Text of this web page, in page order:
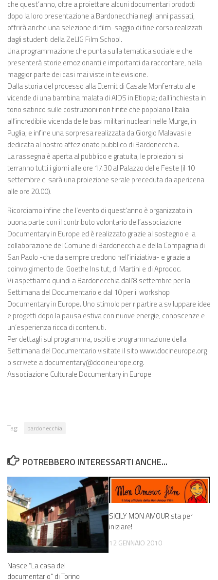
che quest’anno, oltre a proiettare alcuni documentari prodotti
dopo la loro presentazione a Bardonecchia negli anni passati,
offrirà anche una selezione di film-saggio di fine corso realizzati
dagli studenti della ZeLIG Film School.
Una programmazione che punta sulla tematica sociale e che
presenterà storie emozionanti e importanti da raccontare, nella
maggior parte dei casi mai viste in televisione.
Dalla storia del processo alla Eternit di Casale Monferrato alle
vicende di una bambina malata di AIDS in Etiopia; dall’inchiesta in
tono satirico sulle costruzioni non finite che popolano l’Italia
all’incredibile vicenda delle basi militari nucleari nelle Murge, in
Puglia; e infine una sorpresa realizzata da Giorgio Malavasi e
dedicata al nostro affezionato pubblico di Bardonecchia.
La rassegna è aperta al pubblico e gratuita, le proiezioni si
terranno tutti i giorni alle ore 17.30 al Palazzo delle Feste (il 10
settembre ci sarà una proiezione serale preceduta da apericena
alle ore 20.00).
Ricordiamo infine che l’evento di quest’anno è organizzato in
buona parte con il contributo volontario dell’associazione
Documentary in Europe ed è realizzato grazie al sostegno e la
collaborazione del Comune di Bardonecchia e della Compagnia di
San Paolo -che da sempre credono nell’iniziativa- e grazie al
coinvolgimento del Goethe Insitut, di Martini e di Aprodoc.
Vi aspettiamo quindi a Bardonecchia dall’8 settembre per la
Settimana del Documentario e dal 10 per il workshop
Documentary in Europe. Uno stimolo per ripartire a sviluppare idee
e progetti dopo la pausa estiva con nuove energie, conoscenze e
un’esperienza ricca di contenuti.
Per dettagli sul programma, ospiti e programmazione della
Settimana del Documentario visitate il sito www.docineurope.org
o scrivete a documentary@docineurope.org.
Associazione Culturale Documentary in Europe
Tag: bardonecchia
POTREBBERO INTERESSARTI ANCHE...
Nasce “La casa del
documentario” di Torino
SICILY MON AMOUR sta per
iniziare!
12 GENNAIO 2010